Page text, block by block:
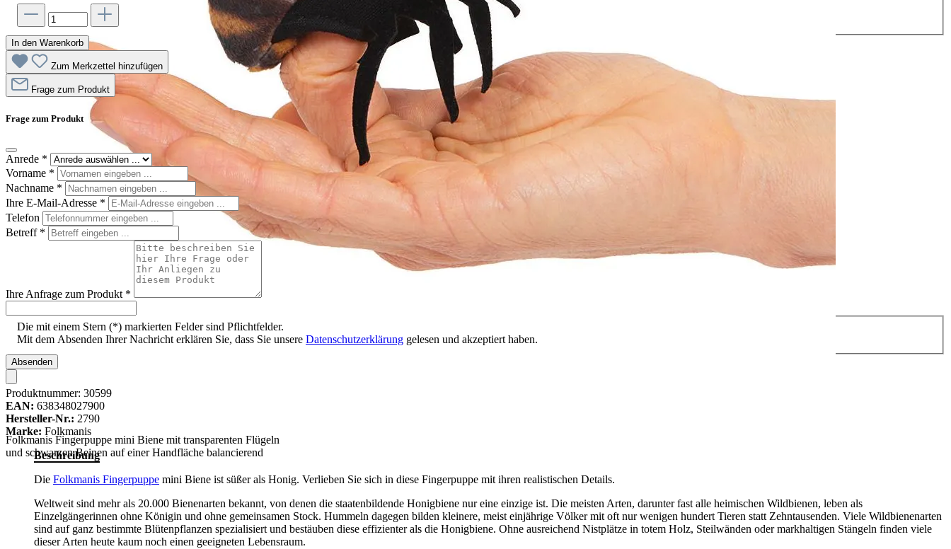
Folkmanis Fingerpuppe mini Biene mit transparenten Flügeln
und schwarzen Beinen auf einer Handfläche balancierend
In den Warenkorb
Zum Merkzettel hinzufügen
Frage zum Produkt
Frage zum Produkt
Anrede *
Vorname *
Nachname *
Ihre E-Mail-Adresse *
Telefon
Betreff *
Ihre Anfrage zum Produkt *
Die mit einem Stern (*) markierten Felder sind Pflichtfelder.
Mit dem Absenden Ihrer Nachricht erklären Sie, dass Sie unsere Datenschutzerklärung gelesen und akzeptiert haben.
Absenden
Produktnummer: 30599
EAN: 638348027900
Hersteller-Nr.: 2790
Marke: Folkmanis
Beschreibung
Die Folkmanis Fingerpuppe mini Biene ist süßer als Honig. Verlieben Sie sich in diese Fingerpuppe mit ihren realistischen Details.
Weltweit sind mehr als 20.000 Bienenarten bekannt, von denen die staatenbildende Honigbiene nur eine einzige ist. Die meisten Arten, darunter fast alle heimischen Wildbienen, leben als
Einzelgängerinnen ohne Königin und ohne gemeinsamen Stock. Hummeln dagegen bilden kleinere, meist einjährige Völker mit oft nur wenigen hundert Tieren statt Zehntausenden. Viele Wildbienenarten
sind auf ganz bestimmte Blütenpflanzen spezialisiert und bestäuben diese effizienter als die Honigbiene. Ohne ausreichend Nistplätze in totem Holz, Steilwänden oder markhaltigen Stängeln finden viele
dieser Arten heute kaum noch einen geeigneten Lebensraum.